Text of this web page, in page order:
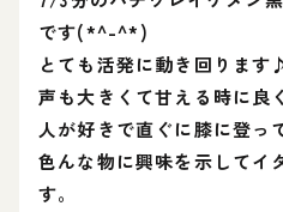
です(*^-^*)
とても活発に動き回ります
声も大きくて甘える時に良
人が好きで直ぐに膝に登っ
色んな物に興味を示してイ
す。